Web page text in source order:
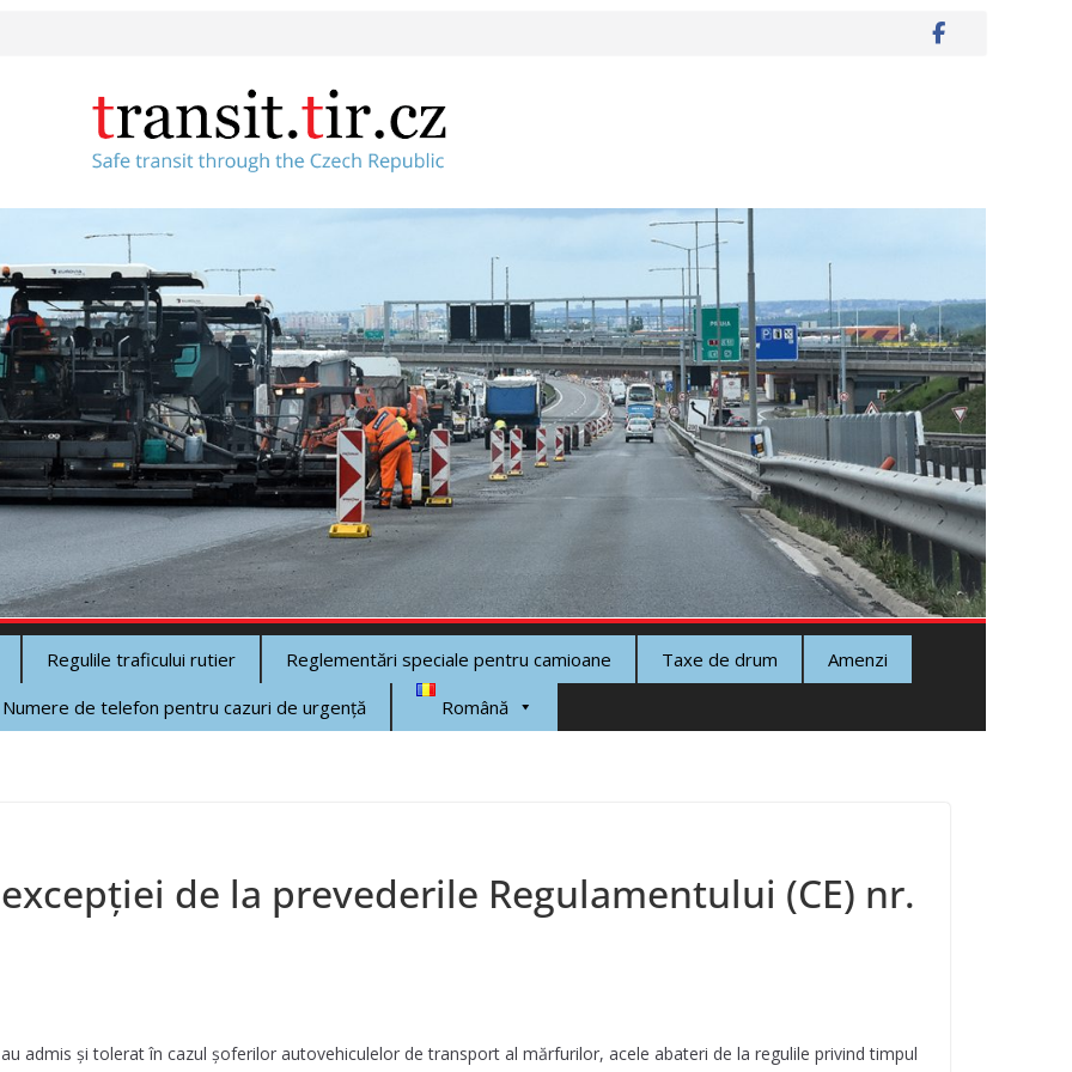
Regulile traficului rutier Reglementări speciale pentru camioane Taxe de drum
Amenzi
Numere de telefon pentru cazuri de urgenţă
Română
de la prevederile Regulamentului (CE) nr.
admis şi tolerat în cazul şoferilor autovehiculelor de transport al mărfurilor, acele abateri de la regulile privind timpul